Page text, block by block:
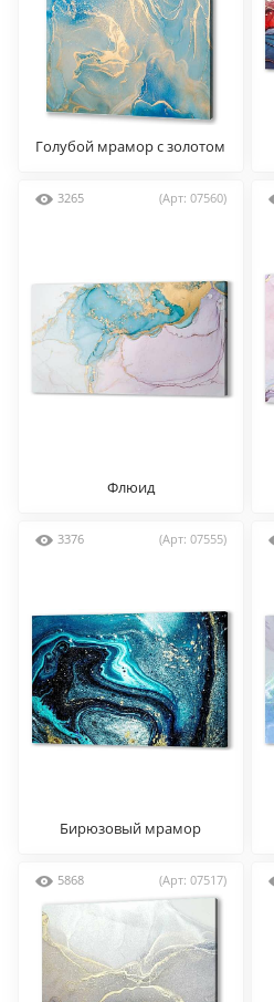
Голубой мрамор с золотом
3265 (Арт: 07560)
Флюид
3376 (Арт: 07555)
Бирюзовый мрамор
5868 (Арт: 07517)